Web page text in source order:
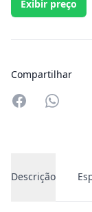
Exibir preço
Compartilhar
Descrição